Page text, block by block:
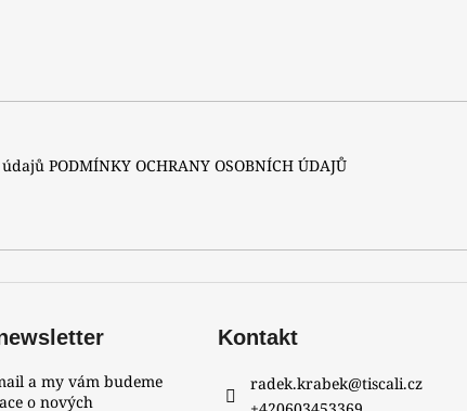
PODMÍNKY OCHRANY OSOBNÍCH ÚDAJŮ
a my vám budeme
o nových
Kontakt
radek.krabek@tiscali.cz